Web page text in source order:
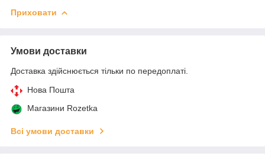
Приховати
Умови доставки
Доставка здійснюється тільки по передоплаті.
Нова Пошта
Магазини Rozetka
Всі умови доставки